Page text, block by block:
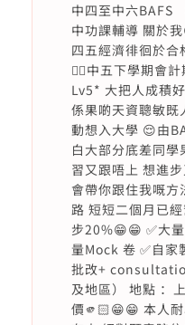
中四至中六BAFS
中功課輔導 關於我
四五經濟徘徊於
❤️‍🔥中五下學期會
Lv5* 大把人成積
係果啲天資聰敏既
動想入大學 😌由
白大部分底差同
習又跟唔上 想進
會帶你跟住我嘅
路 短短二個月已
步20%😁😁 ✅大
量Mock 卷 ✅自家
批改+
及地區） 地點
價🫵🏻😁😁 本人